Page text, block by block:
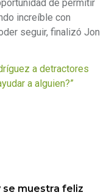
de permitir
increíble con
seguir, finalizó Jon
a detractores
a alguien?”
se muestra feliz